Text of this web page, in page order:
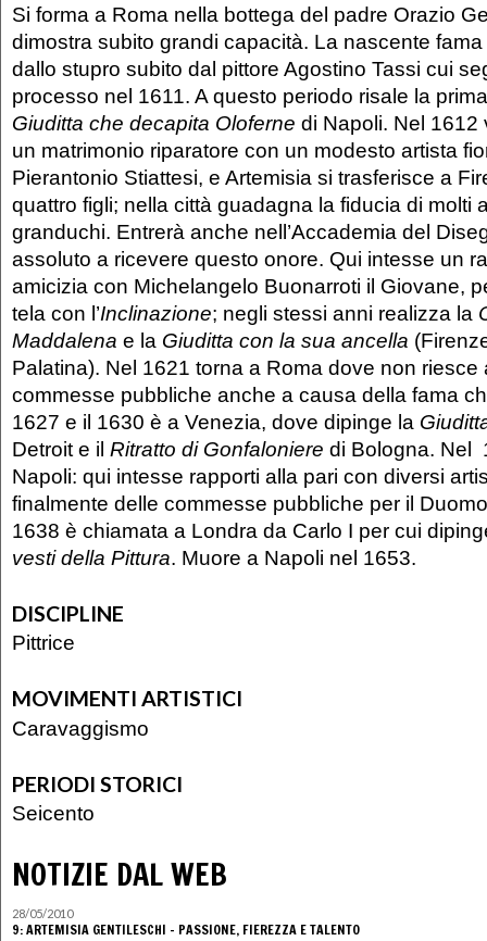
Si forma a Roma nella bottega del padre Orazio
dimostra subito grandi capacità. La nascente
dallo stupro subito dal pittore Agostino Tassi cui
processo nel 1611. A questo periodo risale la
Giuditta che decapita Oloferne di Napoli. Nel 1612
un matrimonio riparatore con un modesto artista
Pierantonio Stiattesi, e Artemisia si trasferisce a
quattro figli; nella città guadagna la fiducia di molti
granduchi. Entrerà anche nell’Accademia del
assoluto a ricevere questo onore. Qui intesse un
amicizia con Michelangelo Buonarroti il Giovane,
tela con l’Inclinazione; negli stessi anni realizza la
Maddalena e la Giuditta con la sua ancella
Palatina). Nel 1621 torna a Roma dove non riesce
commesse pubbliche anche a causa della fama
1627 e il 1630 è a Venezia, dove dipinge la
Detroit e il Ritratto di Gonfaloniere di Bologna. Nel
Napoli: qui intesse rapporti alla pari con diversi
finalmente delle commesse pubbliche per il
1638 è chiamata a Londra da Carlo I per cui
vesti della Pittura. Muore a Napoli nel 1653.
DISCIPLINE
Pittrice
MOVIMENTI ARTISTICI
Caravaggismo
PERIODI STORICI
Seicento
NOTIZIE DAL WEB
28/05/2010
9: ARTEMISIA GENTILESCHI - PASSIONE, FIEREZZA E TALENTO